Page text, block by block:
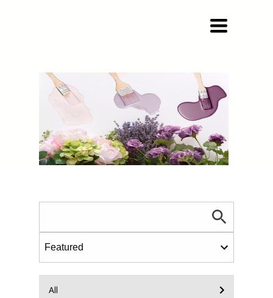
Toggle
navigation
All